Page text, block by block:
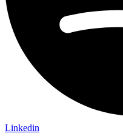
Linkedin